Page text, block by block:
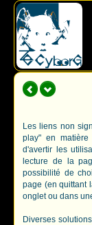
Les liens non
play" en matière
d'avertir les
lecture de la
possibilité de
page (en quittant
onglet ou dans
Diverses